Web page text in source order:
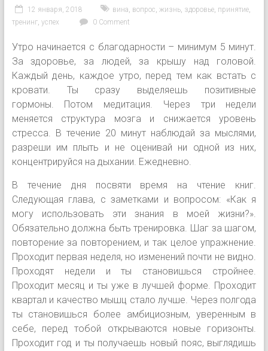
12 января, 2018 вина, вопрос, жизнь, здоровье, принятие,
тренинг, успех 0 Comment
Утро начинается с благодарности – минимум 5 минут.
За здоровье, за людей, за крышу над головой.
Каждый день, каждое утро, перед тем как встать с
кровати. Ты сразу выделяешь позитивные
гормоны. Потом медитация. Через три недели
меняется структура мозга и снижается уровень
стресса. В течение 20 минут наблюдай за мыслями,
разреши им плыть и не оценивай ни одной из них,
концентрируйся на дыхании. Ежедневно.
В течение дня посвяти время на чтение книг.
Следующая глава, с заметками и вопросом: «Как я
могу использовать эти знания в моей жизни?».
Обязательно должна быть тренировка. Шаг за шагом,
повторение за повторением, и так целое упражнение.
Проходит первая неделя, но изменений почти не видно.
Проходят недели и ты становишься стройнее.
Проходит месяц и ты уже в лучшей форме. Проходит
квартал и качество мышц стало лучше. Через полгода
ты становишься более амбициозным, уверенным в
себе, перед тобой открываются новые горизонты.
Проходит год и ты получаешь новый пояс, выглядишь